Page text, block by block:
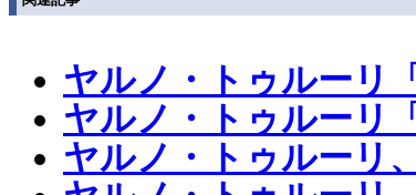
ヤルノ・トゥルーリ
ヤルノ・トゥルーリ
ヤルノ・トゥルーリ